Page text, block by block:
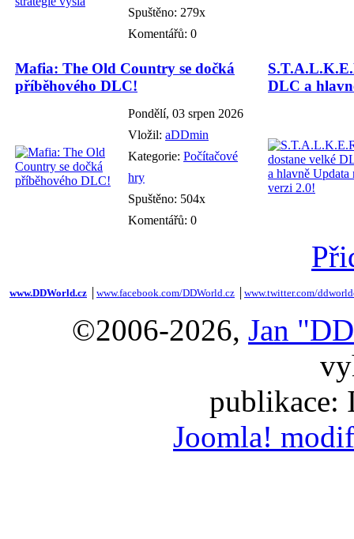
Spuštěno: 279x
Komentářů: 0
Mafia: The Old Country se dočká
příběhového DLC!
Pondělí, 03 srpen 2026
Vložil: aDDmin
Kategorie: Počítačové
hry
Spuštěno: 504x
Komentářů: 0
DLC a
www.DDWorld.cz www.facebook.com/DDWorld.cz www.twitter.com/
©2006-2026, Jan
publikace:
Joomla!